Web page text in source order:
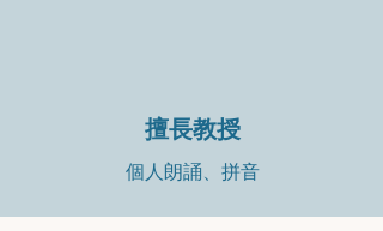
擅長教授
個人朗誦、拼音